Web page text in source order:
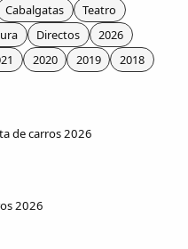
Cabalgatas
Teatro
Directos
2026
2020 2019
2018
de carros 2026
2026